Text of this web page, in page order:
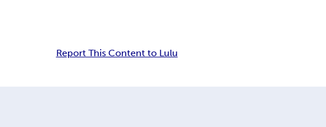
Report This Content to Lulu